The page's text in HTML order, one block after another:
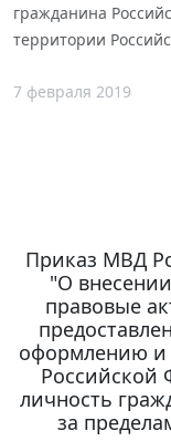
гражданина
территории
7 февраля 2019
Приказ МВД
"О
правовые
оформлению и
Российской
личность
за